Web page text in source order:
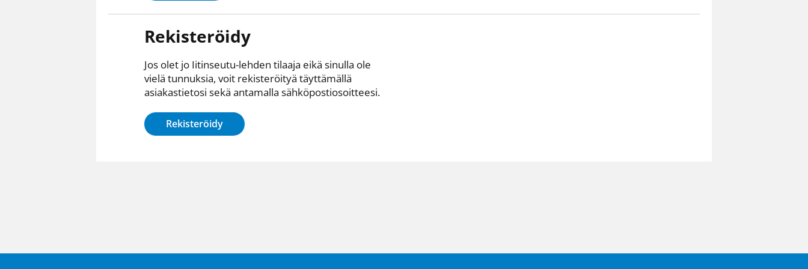
Rekisteröidy
Jos olet jo Iitinseutu-lehden tilaaja eikä sinulla ole
vielä tunnuksia, voit rekisteröityä täyttämällä
asiakastietosi sekä antamalla sähkö­posti­osoitteesi.
Rekisteröidy